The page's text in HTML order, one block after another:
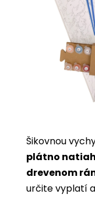
Šikovnou
plátno
drevenom
určite vyplatí